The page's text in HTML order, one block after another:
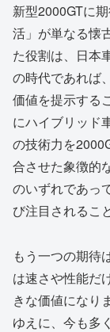
新型2000GTに
活」が単なる懐
た役割は、日本
の時代であれば
価値を提示する
にハイブリッド
の技術力を
合させた象徴的
のいずれであっ
び注目されるこ
もう一つの期待
は速さや性能だ
きな価値になり
ゆえに、今も多